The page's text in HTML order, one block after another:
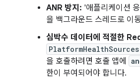
ANR 방지: '애플리케이션
을 백그라운드 스레드로 이
심박수 데이터에 적절한
을 호출하려면 호출 앱에
한이 부여되어야 합니다.